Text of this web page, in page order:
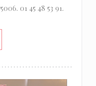
01 45 48 53 91.
ΣΕ ΝΈΟ ΠΑΡΆΘΥΡΟ))